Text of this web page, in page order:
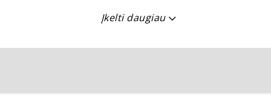
Įkelti daugiau